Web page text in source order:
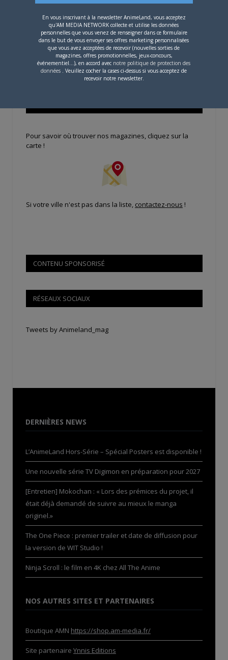
compte
Mot de passe oublié ?
Pour savoir où trouver nos magazines, cliquez sur la
carte !
Si votre ville n'est pas dans la liste, contactez-nous !
CONTENU SPONSORISÉ
RÉSEAUX SOCIAUX
Tweets by Animeland_mag
DERNIÈRES NEWS
L’AnimeLand Hors-Série – Spécial Posters est disponible !
Une nouvelle série TV Digimon en préparation pour 2027
[Entretien] Mokochan : « Lors des prémices du projet, il
était déjà demandé de suivre au mieux le manga
originel.»
The One Piece : premier trailer et date de diffusion pour
la version de WIT Studio !
Ninja Scroll : le film en 4K chez All The Anime
NOS AUTRES SITES ET PARTENAIRES
Boutique AMN https://shop.am-media.fr/
Site partenaire Ynnis Editions
En vous inscrivant à la newsletter AnimeLand, vous acceptez
qu'AM MEDIA NETWORK collecte et utilise les données
personnelles que vous venez de renseigner dans ce formulaire
dans le but de vous envoyer ses offres marketing personnalisées
que vous avez acceptées de recevoir (nouvelles sorties de
magazines, offres promotionnelles, jeux-concours,
événementiel...), en accord avec notre politique de protection des
données . Veuillez cocher la cases ci-dessus si vous acceptez de
recevoir notre newsletter.